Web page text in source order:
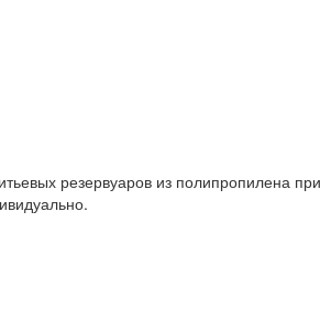
резервуаров из полипропилена